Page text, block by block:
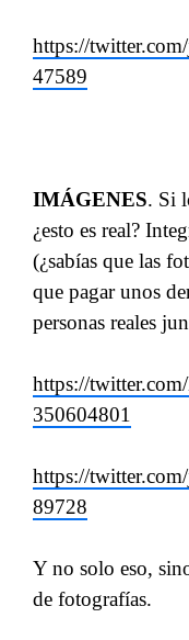
https://
47589
IMÁGENES. Si
¿esto es real?
(¿sabías que las
que pagar unos
personas reales
https://
350604801
https://
89728
Y no solo eso,
de fotografías.